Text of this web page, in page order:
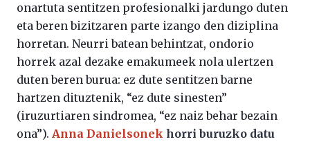
onartuta sentitzen profesionalki jardungo duten
eta beren bizitzaren parte izango den diziplina
horretan. Neurri batean behintzat, ondorio
horrek azal dezake emakumeek nola ulertzen
duten beren burua: ez dute sentitzen barne
hartzen dituztenik, “ez dute sinesten”
(iruzurtiaren sindromea, “ez naiz behar bezain
ona”). Anna Danielsonek horri buruzko datu